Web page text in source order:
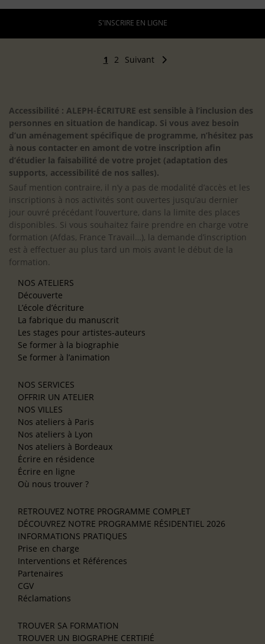
S'INSCRIRE EN LIGNE
1 2 Suivant
Accessibilité : ALEPH-ÉCRITURE est sensible à l’inclusion des
personnes en situation de handicap. Si vous avez besoin
d’un aménagement spécifique de programme, n’hésitez pas
à nous contacter en amont de votre inscription afin
d’étudier la faisabilité de votre projet (adaptation des
supports, accessibilité de nos salles).
Sauf mention contraire, il n’y a pas de modalité d’accès et les
inscriptions à nos activités sont ouvertes jusqu’au dernier
jour ouvré précédant l’ouverture, dans la limite des places
disponibles. Si vous souhaitez faire prendre en charge votre
formation (Afdas, France Travail…), la demande d’inscription
est à effectuer au plus tard un mois avant le début de la
formation.
NOS ATELIERS
Découverte
L’école d’écriture
La fabrique du manuscrit
Les stages pour artistes-auteurs
Se former à la biographie
Se former à l’animation
NOS SERVICES
OFFRIR UN ATELIER
NOS VILLES
Nos ateliers à Paris
Nos ateliers à Lyon
Nos ateliers à Bordeaux
Écrire en résidence
Écrire en ligne
Où nous trouver ?
RETROUVEZ NOTRE PROGRAMME COMPLET
DÉCOUVREZ NOTRE PROGRAMME RÉSIDENTIEL 2026
INFORMATIONS PRATIQUES
Prise en charge
Interventions et Références
Partenaires
CGV
Réclamations
TROUVER SA FORMATION
TROUVER UN BIOGRAPHE CERTIFIÉ